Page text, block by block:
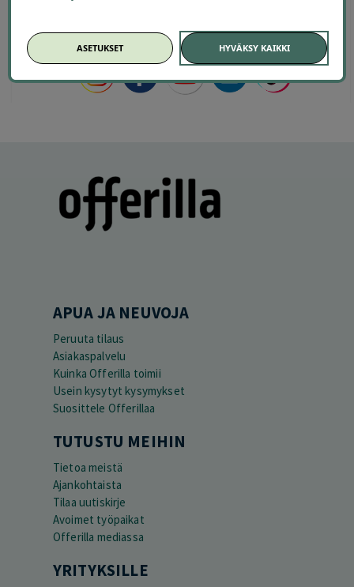
APUA JA NEUVOJA
Peruuta tilaus
Asiakaspalvelu
Kuinka Offerilla toimii
Usein kysytyt kysymykset
Suosittele Offerillaa
TUTUSTU MEIHIN
Tietoa meistä
Ajankohtaista
Tilaa uutiskirje
Avoimet työpaikat
Offerilla mediassa
YRITYKSILLE
ASETUKSET HYVÄKSY KAIKKI